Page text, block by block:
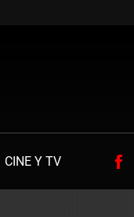
CINE Y TV